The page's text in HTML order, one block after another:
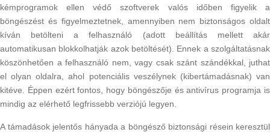
kémprogramok ellen védő szoftverek valós időben figyelik a
böngészést és figyelmeztetnek, amennyiben nem biztonságos oldalt
kíván betölteni a felhasználó (adott beállítás mellett akár
automatikusan blokkolhatják azok betöltését). Ennek a szolgáltatásnak
köszönhetően a felhasználó nem, vagy csak szánt szándékkal, juthat
el olyan oldalra, ahol potenciális veszélynek (kibertámadásnak) van
kitéve. Éppen ezért fontos, hogy böngészője és antivírus programja is
mindig az elérhető legfrissebb verziójú legyen.
A támadások jelentős hányada a böngésző biztonsági résein keresztül